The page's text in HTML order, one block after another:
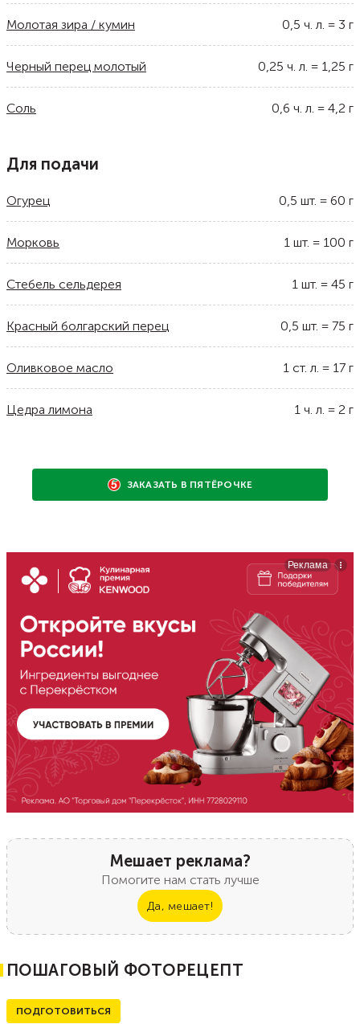
Молотая зира / кумин 0,5 ч. л. = 3 г
Черный перец молотый 0,25 ч. л. = 1,25 г
Соль 0,6 ч. л. = 4,2 г
Для подачи
Огурец 0,5 шт. = 60 г
Морковь 1 шт. = 100 г
Стебель сельдерея 1 шт. = 45 г
Красный болгарский перец 0,5 шт. = 75 г
Оливковое масло 1 ст. л. = 17 г
Цедра лимона 1 ч. л. = 2 г
ЗАКАЗАТЬ В ПЯТЁРОЧКЕ
Мешает реклама?
Помогите нам стать лучше
Да, мешает!
ПОШАГОВЫЙ ФОТОРЕЦЕПТ
ПОДГОТОВИТЬСЯ